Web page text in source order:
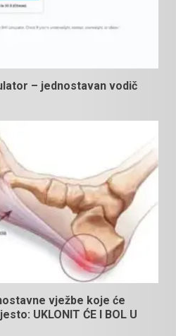
– jednostavan vodič
vježbe koje će
UKLONIT ĆE I BOL U